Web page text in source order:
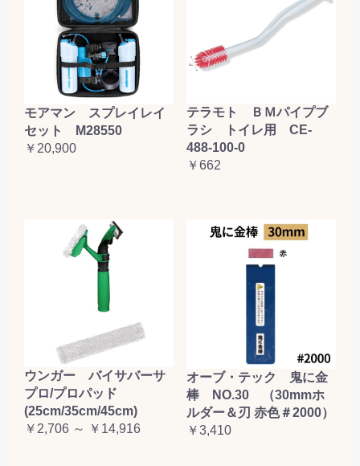
モアマン スプレイレイ
セット M28550
￥20,900
テラモト ＢＭパイプブ
ラシ トイレ用 CE-
488-100-0
￥662
ウンガー バイサバーサ
プロ/プロパッド
(25cm/35cm/45cm)
￥2,706 ～ ￥14,916
オーブ・テック 鬼に金
棒 NO.30 （30mmホ
ルダー＆刃 赤色＃2000）
￥3,410